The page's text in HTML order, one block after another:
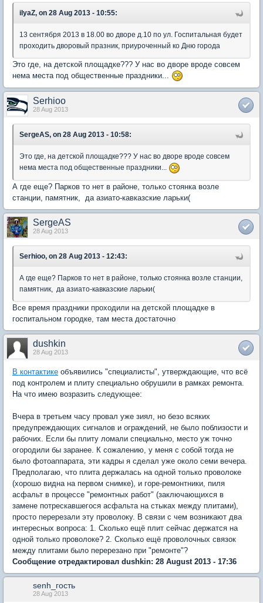
ilyaZ, on 28 Aug 2013 - 10:55:
13 сентября 2013 в 18.00 во дворе д.10 по ул. Госпитальная будет
проходить дворовый празник, приуроченный ко Дню города
Это где, на детской площадке??? У нас во дворе вроде совсем
нема места под общественные праздники...
Serhioo
28 Aug 2013
SergeAS, on 28 Aug 2013 - 10:58:
Это где, на детской площадке??? У нас во дворе вроде совсем
нема места под общественные праздники...
А где еще? Парков то нет в районе, только стоянка возле
станции, памятник, да азиато-кавказские ларьки(
SergeAS
28 Aug 2013
Serhioo, on 28 Aug 2013 - 12:43:
А где еще? Парков то нет в районе, только стоянка возле станции,
памятник, да азиато-кавказские ларьки(
Все время праздники проходили на детской площадке в
госпитальном городке, там места достаточно
dushkin
28 Aug 2013
В контактике объявились "специалисты", утверждающие, что всё
под контролем и плиту специально обрушили в рамках ремонта.
На что имею возразить следующее:
Вчера в третьем часу провал уже зиял, но безо всяких
предупреждающих сигналов и ограждений, не было поблизости и
рабочих. Если бы плиту ломали специально, место уж точно
огородили бы заранее. К сожалению, у меня с собой тогда не
было фотоаппарата, эти кадры я сделал уже около семи вечера.
Предполагаю, что плита держалась на одной только проволоке
(хорошо видна на первом снимке), и горе-ремонтники, пиля
асфальт в процессе "ремонтных работ" (заключающихся в
замене потрескавшегося асфальта на стыках между плитами),
просто перерезали эту проволоку. В связи с чем возникают два
интересных вопроса: 1. Сколько ещё плит сейчас держатся на
одной только проволоке? 2. Сколько ещё проволочных связок
между плитами было перерезано при "ремонте"?
Сообщение отредактировал dushkin: 28 August 2013 - 17:36
senh_гость
28 Aug 2013